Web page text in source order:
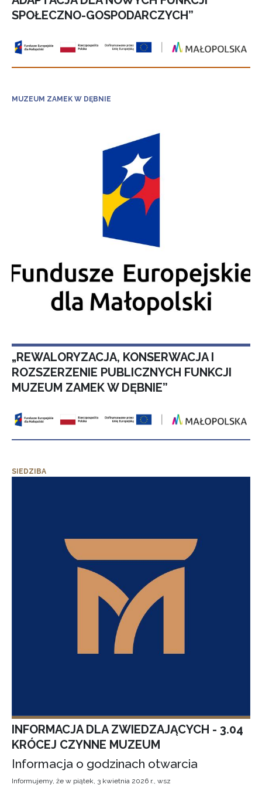
SPOŁECZNO-GOSPODARCZYCH”
MUZEUM ZAMEK W DĘBNIE
„REWALORYZACJA, KONSERWACJA I
ROZSZERZENIE PUBLICZNYCH FUNKCJI
MUZEUM ZAMEK W DĘBNIE”
SIEDZIBA
INFORMACJA DLA ZWIEDZAJĄCYCH - 3.04
KRÓCEJ CZYNNE MUZEUM
Informacja o godzinach otwarcia
Informujemy, że w piątek, 3 kwietnia 2026 r., wsz